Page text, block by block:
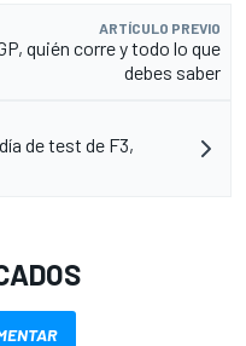
ARTÍCULO PREVIO
quién corre y todo lo que
debes saber
de test de F3,